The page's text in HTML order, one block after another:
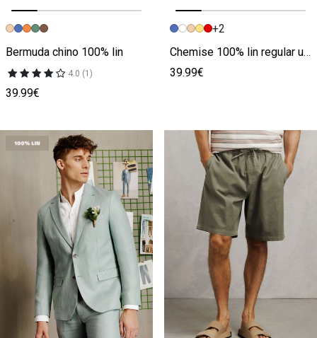
Image précédente
Image suivante
Bermuda chino 100% lin
4.0 (1)
39.99€
Image précédente
Image suivante
+2
Chemise 100% lin regular unie
39.99€